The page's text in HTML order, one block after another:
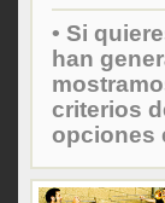
• Si
han
criterios
opciones